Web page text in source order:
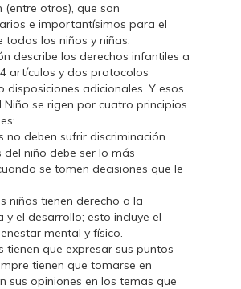
otros), que son
e importantísimos para el
todos los niños y niñas.
describe los derechos infantiles a
artículos y dos protocolos
disposiciones adicionales. Y esos
Niño se rigen por cuatro principios
deben sufrir discriminación.
niño debe ser lo más
se tomen decisiones que le
tienen derecho a la
y el desarrollo; esto incluye el
mental y físico.
que expresar sus puntos
tienen que tomarse en
sus opiniones en los temas que